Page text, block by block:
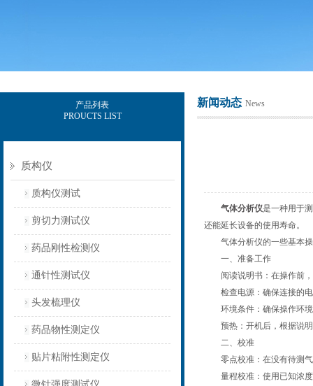
产品列表
PROUCTS LIST
质构仪
质构仪测试
剪切力测试仪
药品刚性检测仪
通针性测试仪
头发梳理仪
药品物性测定仪
贴片粘附性测定仪
新闻动态 News
气体分析仪是一种用于
还能延长设备的使用寿命。
气体分析仪的一些基本操
一、准备工作
阅读说明书：在操作前，
检查电源：确保连接的电
环境条件：确保操作环境
预热：开机后，根据说明
二、校准
零点校准：在没有待测气
量程校准：使用已知浓度